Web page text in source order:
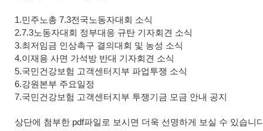
1.민주노총 7.3전국노동자대회 소식
2.7.3노동자대회 정부대응 규탄 기자회견 소식
3.최저임금 인상촉구 결의대회 및 농성 소식
4.이재용 사면 가석방 반대 기자회견 소식
5.국민건강보험 고객센터지부 파업투쟁 소식
6.강원본부 주요일정
7.국민건강보험 고객센터지부 투쟁기금 모금 안내 공지
상단에 첨부한 pdf파일로 보시면 더욱 선명하게 보실 수 있습니